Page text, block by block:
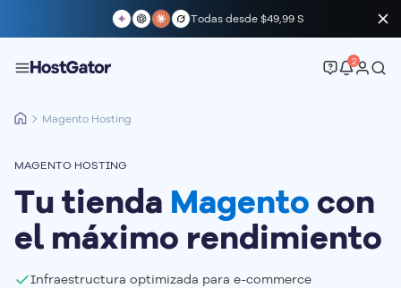
Todas desde $49,99 S
2
Magento Hosting
MAGENTO HOSTING
Tu tienda Magento con
el máximo rendimiento
Infraestructura optimizada para e-commerce